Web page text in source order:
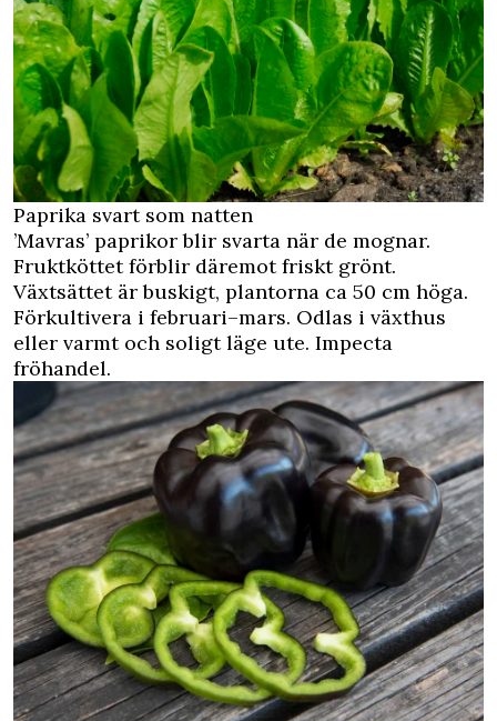
Paprika svart som natten
’Mavras’ paprikor blir svarta när de mognar.
Fruktköttet förblir däremot friskt grönt.
Växtsättet är buskigt, plantorna ca 50 cm höga.
Förkultivera i februari–mars. Odlas i växthus
eller varmt och soligt läge ute. Impecta
fröhandel.